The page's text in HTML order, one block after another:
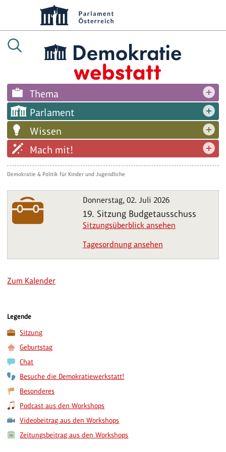
Thema
Parlament
Wissen
Mach mit!
Demokratie & Politik für Kinder und Jugendliche
Donnerstag, 02. Juli 2026
19. Sitzung Budgetausschuss
Sitzungsüberblick ansehen
Tagesordnung ansehen
Zum Kalender
Legende
Sitzung
Geburtstag
Chat
Besuche die Demokratiewerkstatt!
Besonderes
Podcast aus den Workshops
Videobeitrag aus den Workshops
Zeitungsbeitrag aus den Workshops